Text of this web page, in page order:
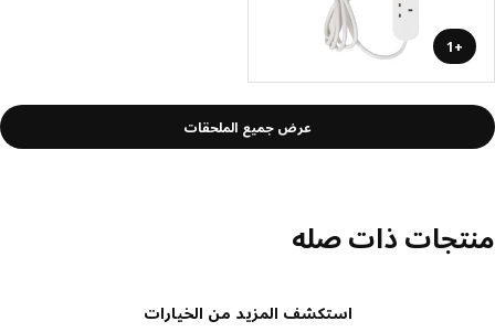
+1
عرض جميع الملحقات
ذات صله
استكشف المزيد من الخيارات